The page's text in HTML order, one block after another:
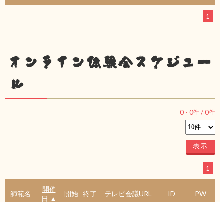
1
オンライン体験会スケジュー
ル
0 - 0件 /0件
1
師範名
開催
日 ▲
開始 終了 テレビ会議URL ID PW